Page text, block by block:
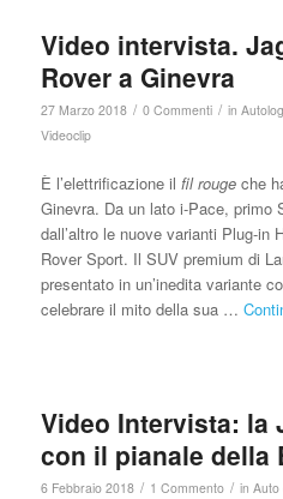
Video intervista.
Rover a Ginevra
27 Marzo 2018 / 0 Commenti / in
Videoclip
È l’elettrificazione il fil rougeche
Ginevra. Da un lato i-Pace, primo
dall’altro le nuove varianti Plug-in
Rover Sport. Il SUV premium di
presentato in un’inedita variante
celebrare il mito della sua …
Video Intervista: la
con il pianale della
6 Febbraio 2018 / 1 Commento / in Auto